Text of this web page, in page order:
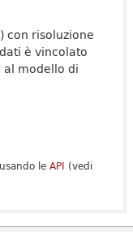
con risoluzione
è vincolato
modello di
le API (vedi